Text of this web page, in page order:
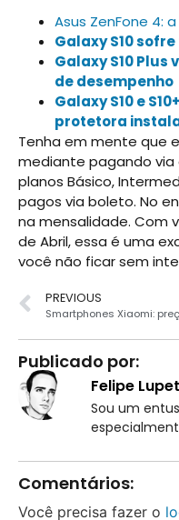
Asus ZenFone 4:
Galaxy S10
Galaxy S10 Plus
de desempenho
Galaxy S10 e
protetora
Tenha em mente que
mediante pagando
planos Básico,
pagos via boleto. No
na mensalidade. Com
de Abril, essa é uma
você não ficar sem
PREVIOUS
Publicado por:
Felipe
Sou um
Comentários:
Você precisa fazer o